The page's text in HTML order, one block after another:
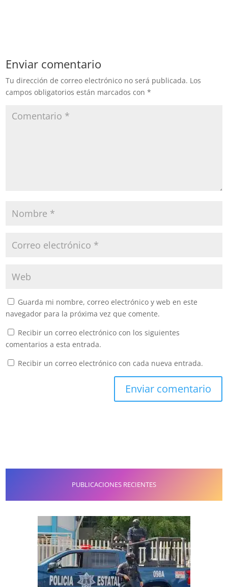
Enviar comentario
Tu dirección de correo electrónico no será publicada. Los
campos obligatorios están marcados con*
Guarda mi nombre, correo electrónico y web en este
navegador para la próxima vez que comente.
Recibir un correo electrónico con los siguientes
comentarios a esta entrada.
Recibir un correo electrónico con cada nueva entrada.
PUBLICACIONES RECIENTES